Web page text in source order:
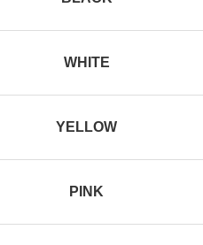
WHITE
YELLOW
PINK